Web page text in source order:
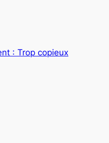
: Trop copieux